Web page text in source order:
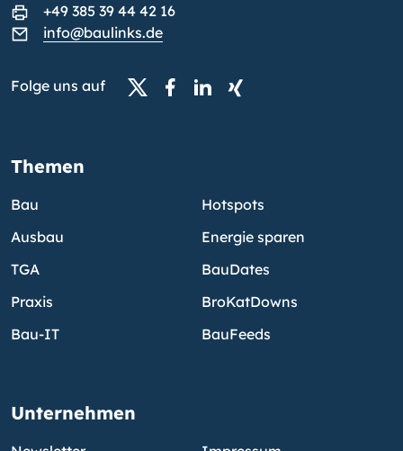
+49 385 39 44 42 16
info@baulinks.de
Folge uns auf
Themen
Bau
Ausbau
TGA
Praxis
Bau-IT
Hotspots
Energie sparen
BauDates
BroKatDowns
BauFeeds
Unternehmen